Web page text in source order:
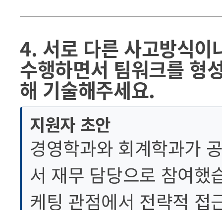
4. 서로 다른 사고방식이
수행하면서 팀워크를 형
해 기술해주세요.
지원자 초안
경영학과와 회계학과가
서 재무 담당으로 참여했
케팅 관점에서 전략적 접